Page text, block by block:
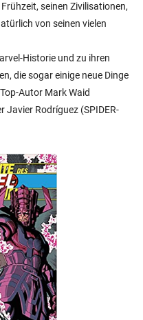
seinen Zivilisationen,
von seinen vielen
Historie und zu ihren
die sogar einige neue Dinge
Autor Mark Waid
Javier Rodríguez (SPIDER-